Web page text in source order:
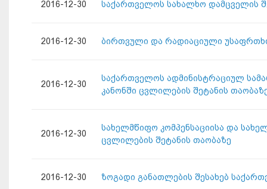
2016-12-30 საქართველოს სახალხო დამცველის
2016-12-30 ბირთვული და რადიაციული
2016-12-30
საქართველოს ადმინისტრაციულ
კანონში ცვლილების შეტანის
2016-12-30
სახელმწიფო კომპენსაციისა და
ცვლილების შეტანის თაობაზე
2016-12-30 ზოგადი განათლების შესახებ